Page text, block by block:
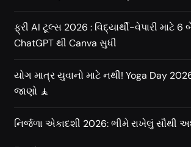
ફ્રી AI ટૂલ્સ 2026 : વિદ્યાર્થી-વેપારી માટે
ChatGPT થી Canva સુધી
યોગ માત્ર યુવાનો માટે નથી! Yoga Day
જાણો 🧘
નિર્જળા એકાદશી 2026: ભીમે રાખેલું સૌથી